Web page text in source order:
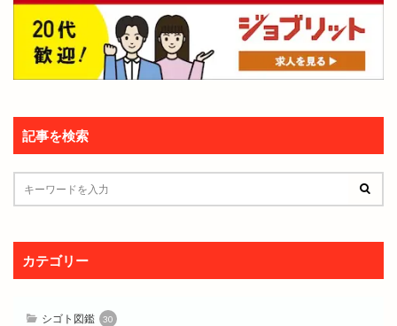
記事を検索
カテゴリー
シゴト図鑑 30